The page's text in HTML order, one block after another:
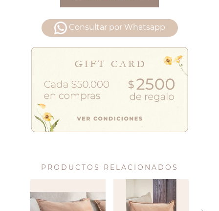
Consultar por Whatsapp
PRODUCTOS RELACIONADOS